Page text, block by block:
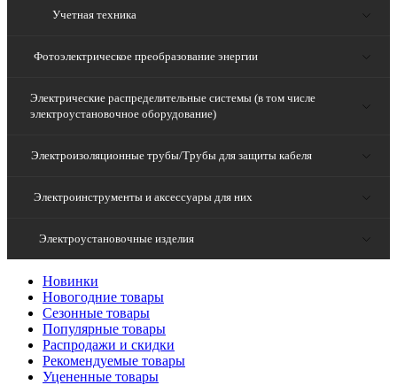
Учетная техника
Фотоэлектрическое преобразование энергии
Электрические распределительные системы (в том числе
электроустановочное оборудование)
Электроизоляционные трубы/Трубы для защиты кабеля
Электроинструменты и аксессуары для них
Электроустановочные изделия
Новинки
Новогодние товары
Сезонные товары
Популярные товары
Распродажи и скидки
Рекомендуемые товары
Уцененные товары